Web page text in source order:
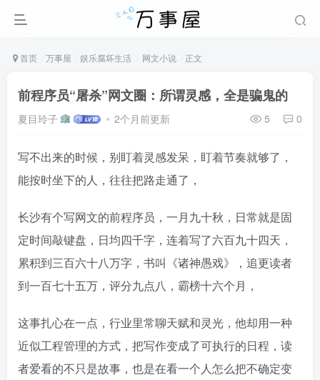
首页 万事屋 娱乐腐坏生活 网文小说 正文
前程序员“屠杀”网文圈：所谓灵感，全是骗鬼的
夏目玲子 2个月前更新 5 0
写不出来的时候，别盯着灵感发呆，盯着节奏就够了，
能按时坐下的人，往往把路走通了，
长沙有个写网文的前程序员，一月九十秋，日常就是固
定时间敲键盘，日均四千字，连着写了六百九十四天，
累积到三百六十八万字，书叫《诸神愚戏》，追更读者
到一百七十五万，评分九点八，霸榜十六个月，
这事扎心在一点，行业里常聊天赋和灵光，他却用一种
近似工程管理的方式，把写作变成了可执行的日程，读
者爱看的不只是故事，也是在看一个人怎么把不确定变